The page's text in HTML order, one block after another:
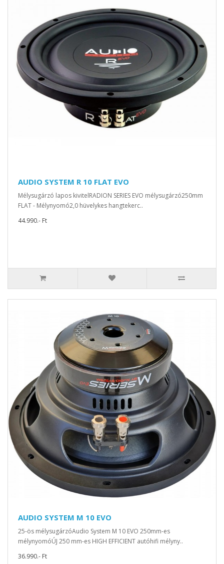
AUDIO SYSTEM R 10 FLAT EVO
Mélysugárzó lapos kivitelRADION SERIES EVO mélysugárzó250mm
FLAT - Mélynyomó2,0 hüvelykes hangtekerc..
44.990.- Ft
AUDIO SYSTEM M 10 EVO
25-ös mélysugárzóAudio System M 10 EVO 250mm-es
mélynyomóÚJ 250 mm-es HIGH EFFICIENT autóhifi mélyny..
36.990.- Ft